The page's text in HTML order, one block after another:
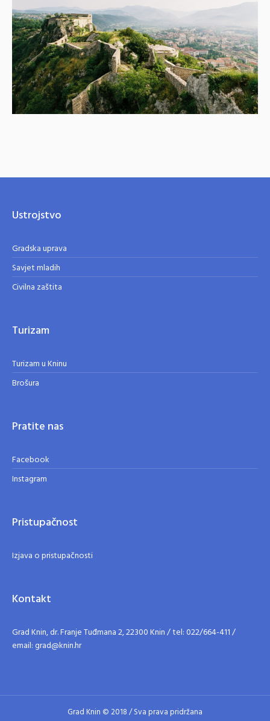
Ustrojstvo
Gradska uprava
Savjet mladih
Civilna zaštita
Turizam
Turizam u Kninu
Brošura
Pratite nas
Facebook
Instagram
Pristupačnost
Izjava o pristupačnosti
Kontakt
Grad Knin, dr. Franje Tuđmana 2, 22300 Knin / tel: 022/664-411 /
email: grad@knin.hr
Grad Knin © 2018 / Sva prava pridržana